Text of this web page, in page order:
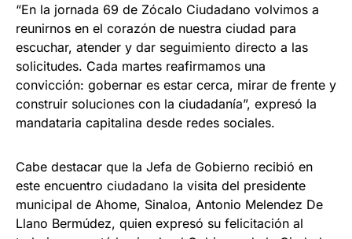
“En la jornada 69 de Zócalo Ciudadano volvimos a
reunirnos en el corazón de nuestra ciudad para
escuchar, atender y dar seguimiento directo a las
solicitudes. Cada martes reafirmamos una
convicción: gobernar es estar cerca, mirar de frente y
construir soluciones con la ciudadanía”, expresó la
mandataria capitalina desde redes sociales.
Cabe destacar que la Jefa de Gobierno recibió en
este encuentro ciudadano la visita del presidente
municipal de Ahome, Sinaloa, Antonio Melendez De
Llano Bermúdez, quien expresó su felicitación al